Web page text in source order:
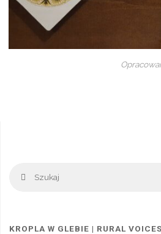
Szukaj
KROPLA W GLEBIE | RURAL